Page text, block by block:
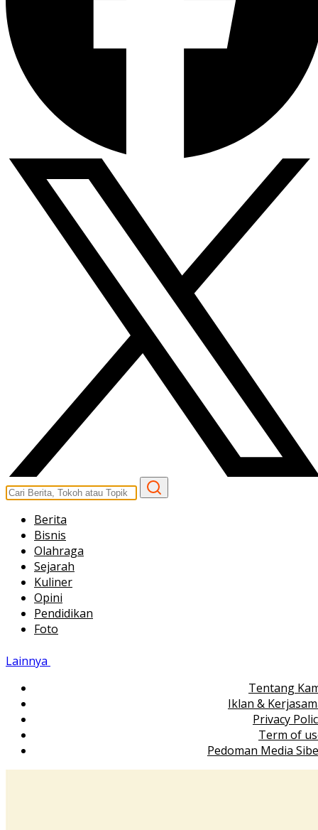
Berita
Bisnis
Olahraga
Sejarah
Kuliner
Opini
Pendidikan
Foto
Lainnya
Tentang
Iklan &
Privacy
Term of
Pedoman Media